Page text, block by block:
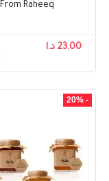
From Raheeq
23.00 د.ا
- 20%